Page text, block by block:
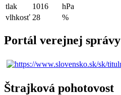
tlak
1016
hPa
vlhkosť 28 %
Portál verejnej správy
Štrajková pohotovost